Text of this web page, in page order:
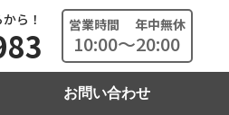
ら！ 営業時間 年中無休
10:00～20:00
お問い合わせ